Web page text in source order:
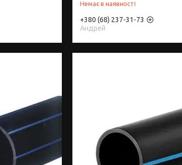
Немає в наявності
+380 (68) 237-31-73
Андрей